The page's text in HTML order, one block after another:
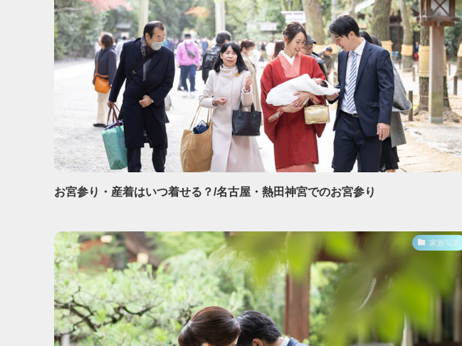
お宮参り・産着はいつ着せる？/名古屋・熱田神宮でのお宮参り
家族写真